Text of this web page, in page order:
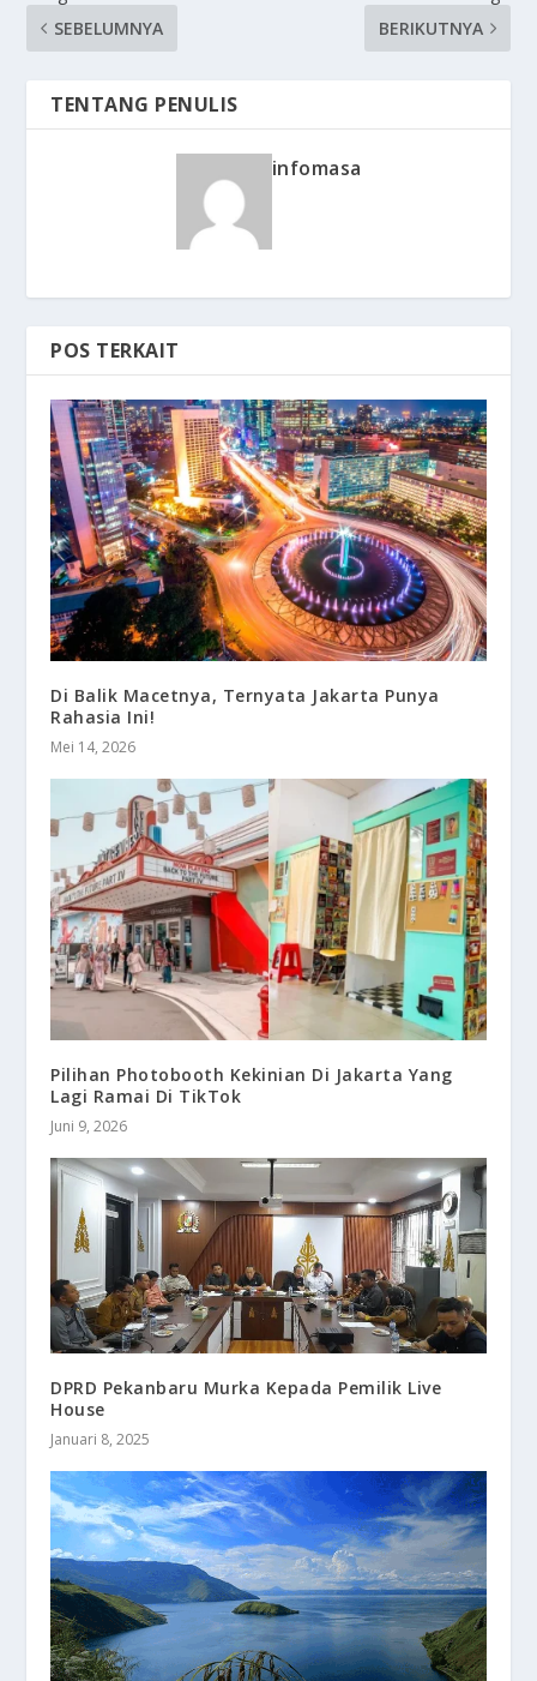
SEBELUMNYA
BERIKUTNYA
TENTANG PENULIS
infomasa
POS TERKAIT
Di Balik Macetnya, Ternyata Jakarta Punya
Rahasia Ini!
Mei 14, 2026
Pilihan Photobooth Kekinian Di Jakarta Yang
Lagi Ramai Di TikTok
Juni 9, 2026
DPRD Pekanbaru Murka Kepada Pemilik Live
House
Januari 8, 2025